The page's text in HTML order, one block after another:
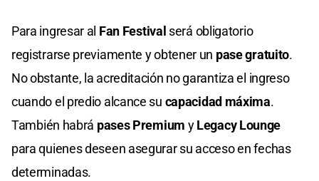
Para ingresar al Fan Festival será obligatorio
registrarse previamente y obtener un pase gratuito.
No obstante, la acreditación no garantiza el ingreso
cuando el predio alcance su capacidad máxima.
También habrá pases Premium yLegacy Lounge
para quienes deseen asegurar su acceso en fechas
determinadas.